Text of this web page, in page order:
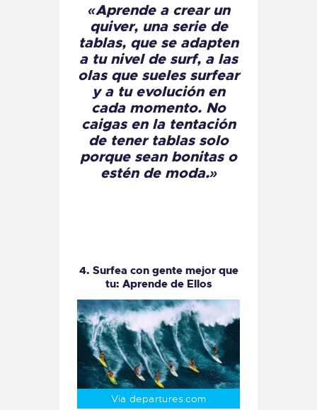
«Aprende a crear un
quiver, una serie de
tablas, que se adapten
a tu nivel de surf, a las
olas que sueles surfear
y a tu evolución en
cada momento. No
caigas en la tentación
de tener tablas solo
porque sean bonitas o
estén de moda.»
4. Surfea con gente mejor que
tu: Aprende de Ellos
Via departures.com